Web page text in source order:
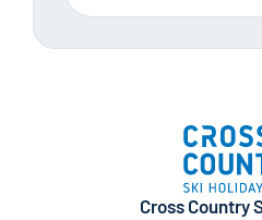
Cross Country